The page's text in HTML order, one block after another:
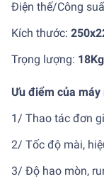
Điện thế/Công
Kích thước:
Trọng lượng: 18Kg
Ưu điểm của máy
1/ Thao tác đơn
2/ Tốc độ mài,
3/ Độ hao mòn,